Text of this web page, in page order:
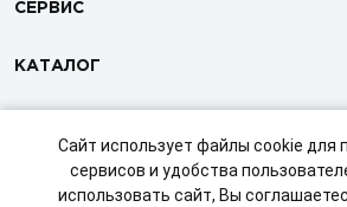
Сайт использует файлы cookie для
сервисов и удобства
использовать сайт, Вы
СЕРВИС
КАТАЛОГ